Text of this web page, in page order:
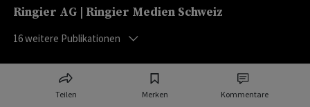
Teilen Merken Kommentare
Ringier AG | Ringier Medien Schweiz
16weitere Publikationen